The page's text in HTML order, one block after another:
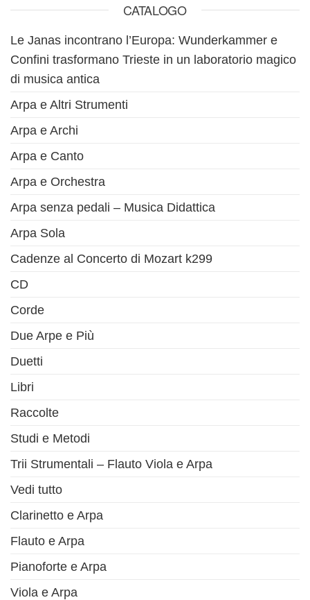
CATALOGO
Le Janas incontrano l’Europa: Wunderkammer e
Confini trasformano Trieste in un laboratorio magico
di musica antica
Arpa e Altri Strumenti
Arpa e Archi
Arpa e Canto
Arpa e Orchestra
Arpa senza pedali – Musica Didattica
Arpa Sola
Cadenze al Concerto di Mozart k299
CD
Corde
Due Arpe e Più
Duetti
Libri
Raccolte
Studi e Metodi
Trii Strumentali – Flauto Viola e Arpa
Vedi tutto
Clarinetto e Arpa
Flauto e Arpa
Pianoforte e Arpa
Viola e Arpa